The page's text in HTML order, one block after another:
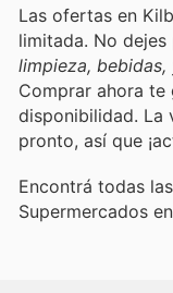
Las ofertas en
limitada. No dejes
limpieza,
Comprar ahora
disponibilidad. La
pronto, así que
Encontrá todas
Supermercados